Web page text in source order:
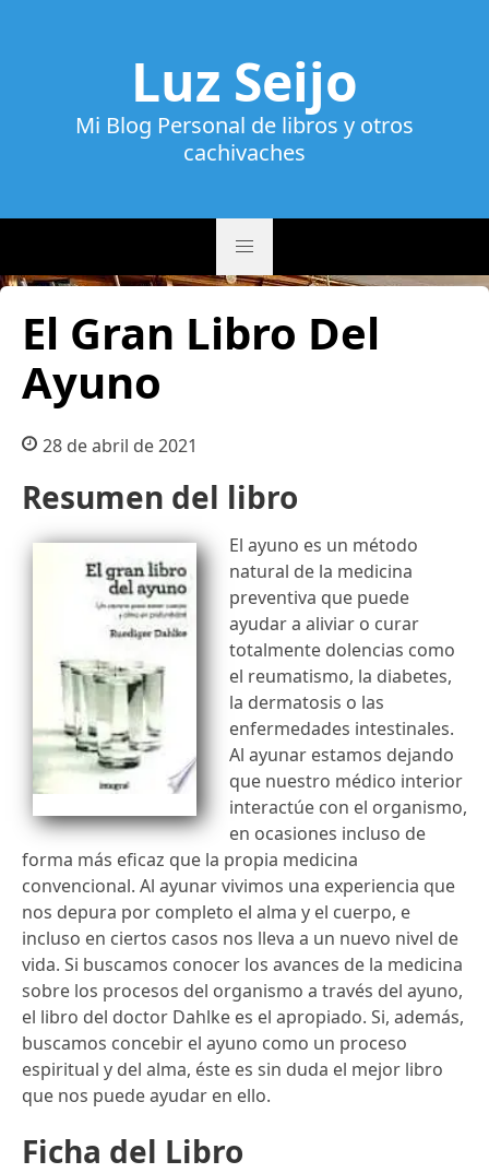
Luz Seijo
Mi Blog Personal de libros y otros
cachivaches
El Gran Libro Del
Ayuno
28 de abril de 2021
Resumen del libro
El ayuno es un método
natural de la medicina
preventiva que puede
ayudar a aliviar o curar
totalmente dolencias como
el reumatismo, la diabetes,
la dermatosis o las
enfermedades intestinales.
Al ayunar estamos dejando
que nuestro médico interior
interactúe con el organismo,
en ocasiones incluso de
forma más eficaz que la propia medicina
convencional. Al ayunar vivimos una experiencia que
nos depura por completo el alma y el cuerpo, e
incluso en ciertos casos nos lleva a un nuevo nivel de
vida. Si buscamos conocer los avances de la medicina
sobre los procesos del organismo a través del ayuno,
el libro del doctor Dahlke es el apropiado. Si, además,
buscamos concebir el ayuno como un proceso
espiritual y del alma, éste es sin duda el mejor libro
que nos puede ayudar en ello.
Ficha del Libro